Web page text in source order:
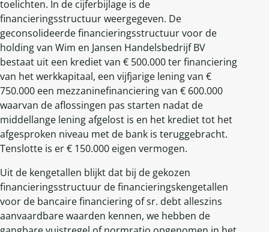
toelichten. In de cijferbijlage is de
financieringsstructuur weergegeven. De
geconsolideerde financieringsstructuur voor de
holding van Wim en Jansen Handelsbedrijf BV
bestaat uit een krediet van € 500.000 ter financiering
van het werkkapitaal, een vijfjarige lening van €
750.000 een mezzaninefinanciering van € 600.000
waarvan de aflossingen pas starten nadat de
middellange lening afgelost is en het krediet tot het
afgesproken niveau met de bank is teruggebracht.
Tenslotte is er € 150.000 eigen vermogen.
Uit de kengetallen blijkt dat bij de gekozen
financieringsstructuur de financieringskengetallen
voor de bancaire financiering of sr. debt alleszins
aanvaardbare waarden kennen, we hebben de